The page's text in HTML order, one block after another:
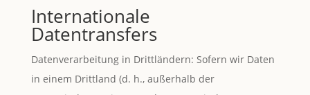
Internationale
Datentransfers
Datenverarbeitung in Drittländern: Sofern wir Daten
in einem Drittland (d. h., außerhalb der